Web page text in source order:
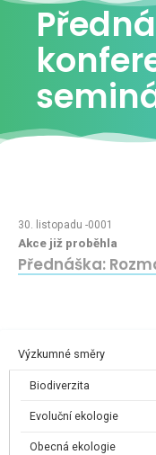
30. listopadu -0001
Akce již proběhla
Přednáška:
Výzkumné směry
Biodiverzita
Evoluční ekologie
Obecná ekologie